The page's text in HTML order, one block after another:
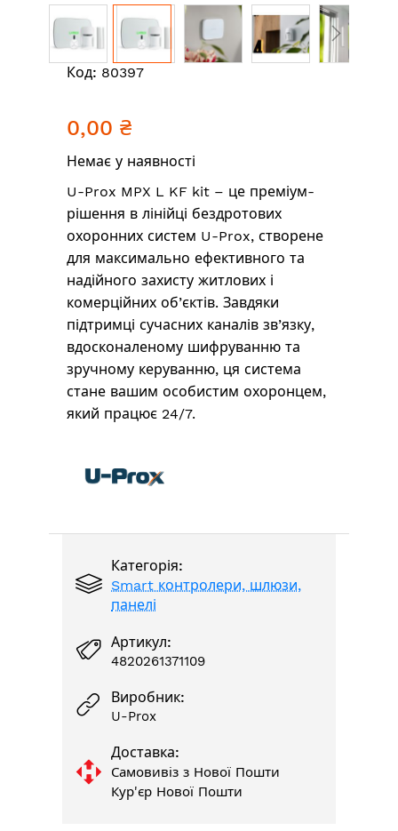
Перейти
галереї
Код: 80397
0,00 ₴
Немає у наявності
U-Prox MPX L KF kit – це преміум-
рішення в лінійці бездротових
охоронних систем U-Prox, створене
для максимально ефективного та
надійного захисту житлових і
комерційних об’єктів. Завдяки
підтримці сучасних каналів зв’язку,
вдосконаленому шифруванню та
зручному керуванню, ця система
стане вашим особистим охоронцем,
який працює 24/7.
Категорія:
Smart контролери, шлюзи,
панелі
Артикул:
4820261371109
Виробник:
U-Prox
Доставка:
Самовивіз з Нової Пошти
Кур'єр Нової Пошти